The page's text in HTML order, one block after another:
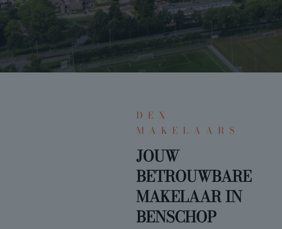
DEX
MAKELAARS
JOUW
BETROUWBARE
MAKELAAR IN
BENSCHOP